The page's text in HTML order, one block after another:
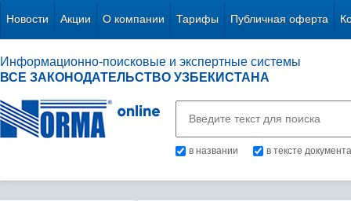
Новости Акции О компании Тарифы Публичная оферта
Информационно-поисковые и экспертные системы
ВСЕ ЗАКОНОДАТЕЛЬСТВО УЗБЕКИСТАНА
в названии в тексте документа